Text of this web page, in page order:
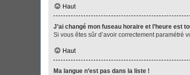
Haut
J’ai changé mon fuseau horaire et l’heure est
Si vous êtes sûr d’avoir correctement paramétré
Haut
Ma langue n’est pas dans la liste !